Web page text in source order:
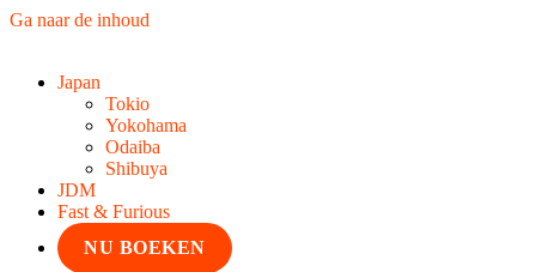
Ga naar de inhoud
Japan
Tokio
Yokohama
Odaiba
Shibuya
JDM
Fast & Furious
NU BOEKEN